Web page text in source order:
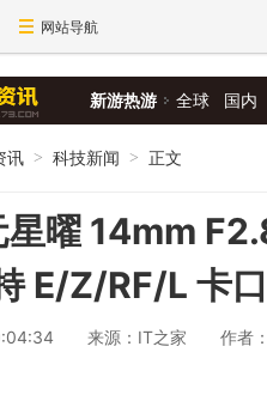
网站导航
新游热游 全球 国内
讯 > 科技新闻 > 正文
曜 14mm
E/Z/RF/L 卡口
来源：IT之家 作者